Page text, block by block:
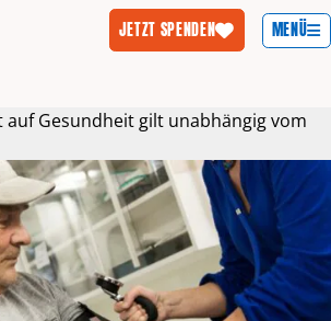
JETZT SPENDEN MENÜ
auf Gesundheit gilt unabhängig vom